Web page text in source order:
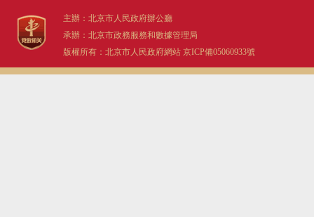
主辦：北京市人民政府辦公廳
承辦：北京市政務服務和數據管理局
版權所有：北京市人民政府網站 京ICP備05060933號